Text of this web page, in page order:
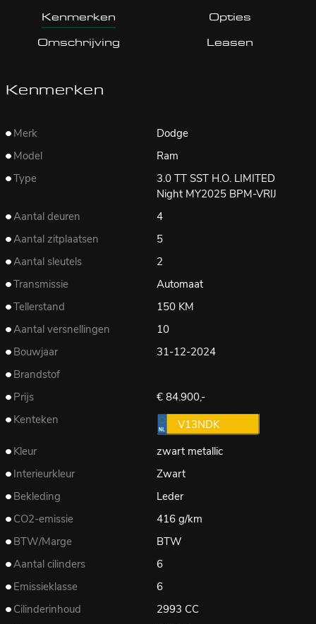
Kenmerken
Opties
Omschrijving
Leasen
Kenmerken
Merk
Dodge
Model
Ram
Type
3.0 TT SST H.O. LIMITED
Night MY2025 BPM-VRIJ
Aantal deuren
4
Aantal zitplaatsen
5
Aantal sleutels
2
Transmissie
Automaat
Tellerstand
150 KM
Aantal versnellingen
10
Bouwjaar
31-12-2024
Brandstof
Prijs
€ 84.900,-
Kenteken
V13NDK
Kleur
zwart metallic
Interieurkleur
Zwart
Bekleding
Leder
CO2-emissie
416 g/km
BTW/Marge
BTW
Aantal cilinders
6
Emissieklasse
6
Cilinderinhoud
2993 CC